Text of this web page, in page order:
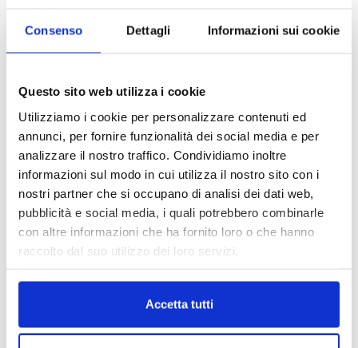
Consenso Dettagli Informazioni sui cookie
Questo sito web utilizza i cookie
Utilizziamo i cookie per personalizzare contenuti ed
annunci, per fornire funzionalità dei social media e per
analizzare il nostro traffico. Condividiamo inoltre
informazioni sul modo in cui utilizza il nostro sito con i
nostri partner che si occupano di analisi dei dati web,
pubblicità e social media, i quali potrebbero combinarle
con altre informazioni che ha fornito loro o che hanno
raccolto dal suo utilizzo dei loro servizi.
Accetta tutti
Reclami e sanzioni 2025
30 Giugno 2026
LA GESTIONE DELLA REPUTAZIONE.
RECENSIONI E CRISI DIGITALI